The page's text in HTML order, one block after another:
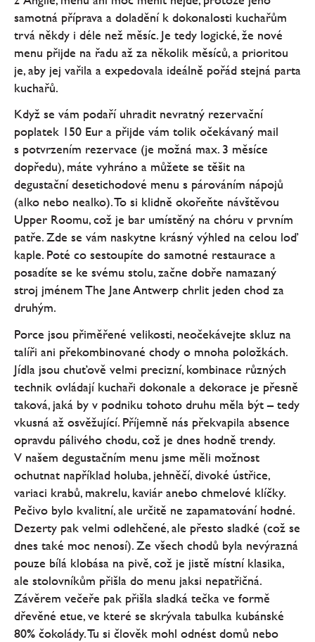
samotná příprava a doladění k dokonalosti kuchařům
trvá někdy i déle než měsíc. Je tedy logické, že nové
menu přijde na řadu až za několik měsíců, a prioritou
je, aby jej vařila a expedovala ideálně pořád stejná parta
kuchařů.
Když se vám podaří uhradit nevratný rezervační
poplatek 150 Eur a přijde vám tolik očekávaný mail
s potvrzením rezervace (je možná max. 3 měsíce
dopředu), máte vyhráno a můžete se těšit na
degustační desetichodové menu s párováním nápojů
(alko nebo nealko). To si klidně okořeňte návštěvou
Upper Roomu, což je bar umístěný na chóru v prvním
patře. Zde se vám naskytne krásný výhled na celou loď
kaple. Poté co sestoupíte do samotné restaurace a
posadíte se ke svému stolu, začne dobře namazaný
stroj jménem The Jane Antwerp chrlit jeden chod za
druhým.
Porce jsou přiměřené velikosti, neočekávejte skluz na
talíři ani překombinované chody o mnoha položkách.
Jídla jsou chuťově velmi precizní, kombinace různých
technik ovládají kuchaři dokonale a dekorace je přesně
taková, jaká by v podniku tohoto druhu měla být – tedy
vkusná až osvěžující. Příjemně nás překvapila absence
opravdu pálivého chodu, což je dnes hodně trendy.
V našem degustačním menu jsme měli možnost
ochutnat například holuba, jehněčí, divoké ústřice,
variaci krabů, makrelu, kaviár anebo chmelové klíčky.
Pečivo bylo kvalitní, ale určitě ne zapamatování hodné.
Dezerty pak velmi odlehčené, ale přesto sladké (což se
dnes také moc nenosí). Ze všech chodů byla nevýrazná
pouze bílá klobása na pivě, což je jistě místní klasika,
ale stolovníkům přišla do menu jaksi nepatřičná.
Závěrem večeře pak přišla sladká tečka ve formě
dřevěné etue, ve které se skrývala tabulka kubánské
80% čokolády. Tu si člověk mohl odnést domů nebo